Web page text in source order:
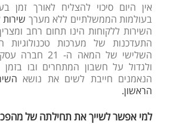
אין היום סיכוי להצליח לאורך זמן
בעולמות הממשלתיים ללא מערך שירות
השירות ללקוחות הינו תחום רחב
התעדכנות של מערכות טכנולוגיות
השלישי של
ולגדול על חשבון המתחרים ובו
הנאמנים חייבת לשים את נושא
הראשון.
למי אפשר לשייך את תחילתה של